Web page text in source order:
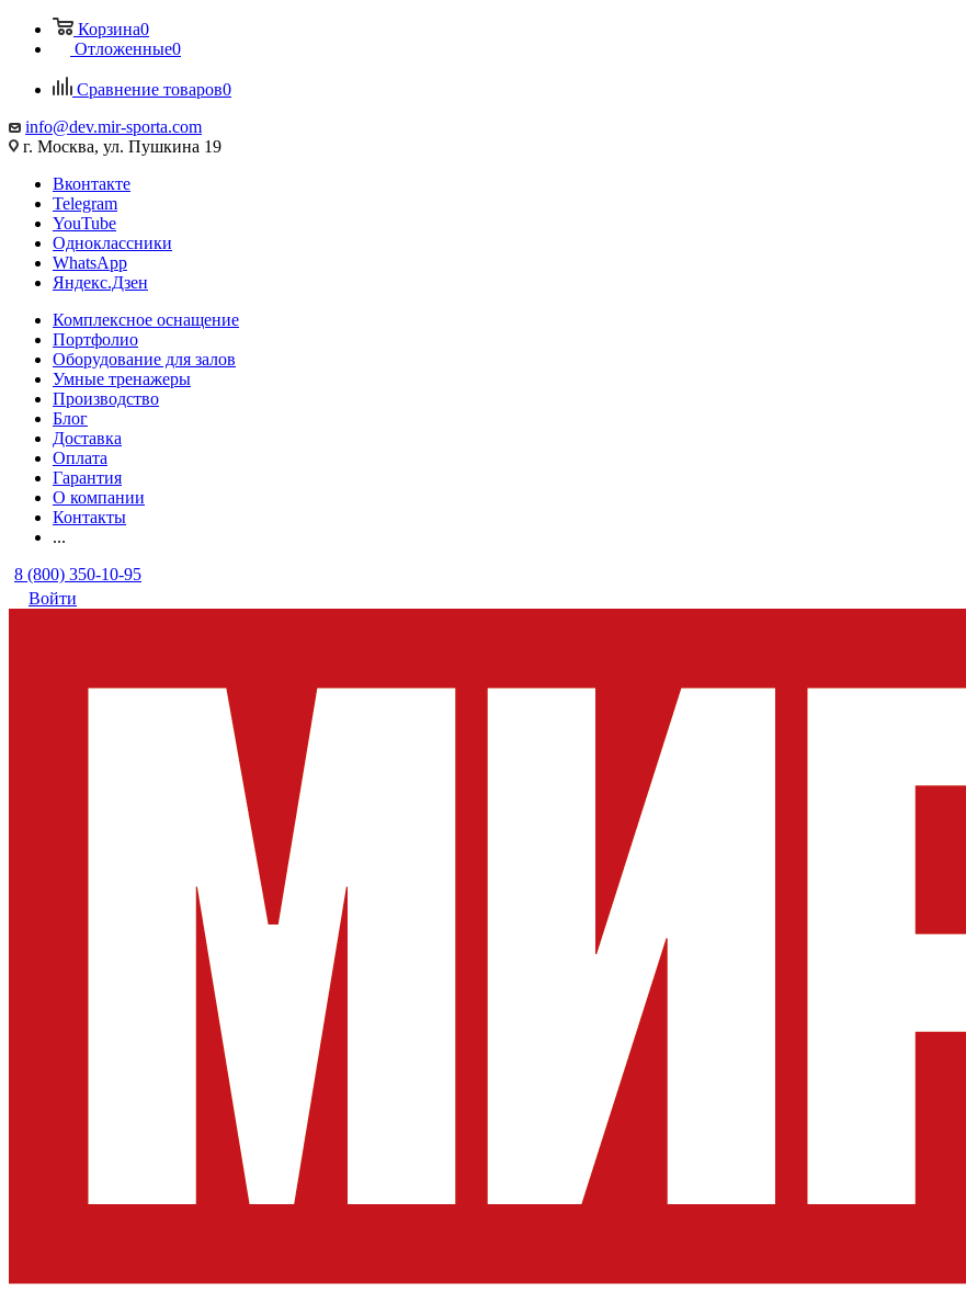
Корзина0
Отложенные0
Сравнение товаров0
info@dev.mir-sporta.com
г. Москва, ул. Пушкина 19
Вконтакте
Telegram
YouTube
Одноклассники
WhatsApp
Яндекс.Дзен
Комплексное оснащение
Портфолио
Оборудование для залов
Умные тренажеры
Производство
Блог
Доставка
Оплата
Гарантия
О компании
Контакты
...
8 (800) 350-10-95
Войти